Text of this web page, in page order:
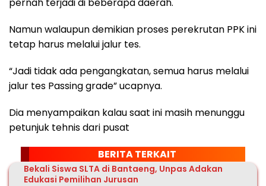
Namun walaupun demikian proses perekrutan PPK ini
tetap harus melalui jalur tes.
“Jadi tidak ada pengangkatan, semua harus melalui
jalur tes Passing grade” ucapnya.
Dia menyampaikan kalau saat ini masih menunggu
petunjuk tehnis dari pusat
BERITA TERKAIT
Bekali Siswa SLTA di Bantaeng, Unpas Adakan
Edukasi Pemilihan Jurusan